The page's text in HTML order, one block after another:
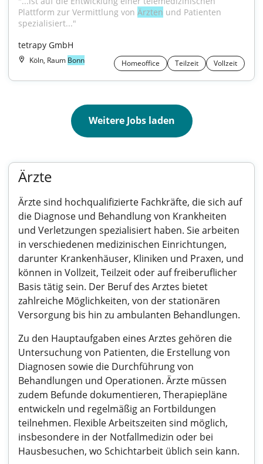
Plattform zur Vermittlung von Ärzten und Patienten
spezialisiert..."
tetrapy GmbH
Köln, Raum Bonn Homeoffice Teilzeit Vollzeit
Weitere Jobs laden
Ärzte
Ärzte sind hochqualifizierte Fachkräfte, die sich auf
die Diagnose und Behandlung von Krankheiten
und Verletzungen spezialisiert haben. Sie arbeiten
in verschiedenen medizinischen Einrichtungen,
darunter Krankenhäuser, Kliniken und Praxen, und
können in Vollzeit, Teilzeit oder auf freiberuflicher
Basis tätig sein. Der Beruf des Arztes bietet
zahlreiche Möglichkeiten, von der stationären
Versorgung bis hin zu ambulanten Behandlungen.
Zu den Hauptaufgaben eines Arztes gehören die
Untersuchung von Patienten, die Erstellung von
Diagnosen sowie die Durchführung von
Behandlungen und Operationen. Ärzte müssen
zudem Befunde dokumentieren, Therapiepläne
entwickeln und regelmäßig an Fortbildungen
teilnehmen. Flexible Arbeitszeiten sind möglich,
insbesondere in der Notfallmedizin oder bei
Hausbesuchen, wo Schichtarbeit üblich sein kann.